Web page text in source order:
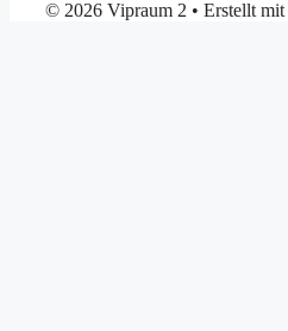
© 2026 Vipraum 2 • Erstellt mit